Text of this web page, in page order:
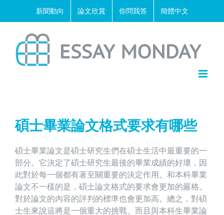
新聞動向 論文欣賞 你問我答 簡體中文
碩士畢業論文格式要求有哪些
碩士畢業論文是碩士研究生們在碩士生活中最重要的一
部分。它決定了碩士研究生最後的畢業成績的好壞，因
此對於每一個都有著至關重要的決定作用。和本科畢業
論文不一樣的是，碩士論文格式的要求會更加的嚴格。
對於論文的內容的評判的標準也會更加高。總之，對碩
士生來說這將是一個重大的挑戰、而且與本科生畢業論